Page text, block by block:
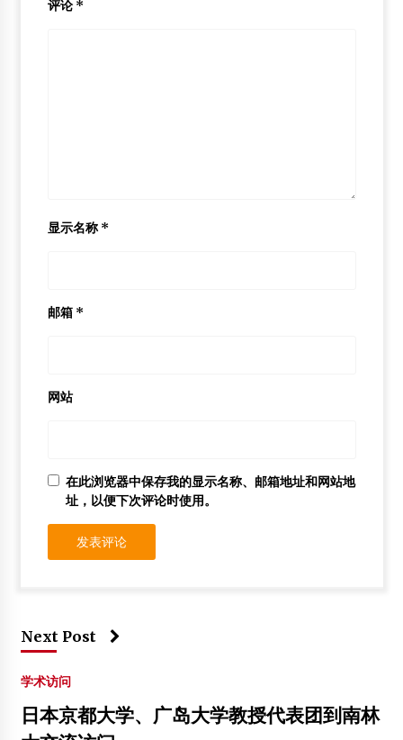
评论 *
显示名称 *
邮箱 *
网站
在此浏览器中保存我的显示名称、邮箱地址和网站地
址，以便下次评论时使用。
Next Post
学术访问
日本京都大学、广岛大学教授代表团到南林